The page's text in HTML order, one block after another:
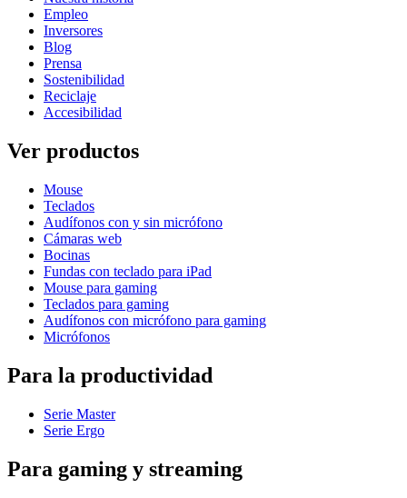
Empleo
Inversores
Blog
Prensa
Sostenibilidad
Reciclaje
Accesibilidad
Ver productos
Mouse
Teclados
Audífonos con y sin micrófono
Cámaras web
Bocinas
Fundas con teclado para iPad
Mouse para gaming
Teclados para gaming
Audífonos con micrófono para gaming
Micrófonos
Para la productividad
Serie Master
Serie Ergo
Para gaming y streaming